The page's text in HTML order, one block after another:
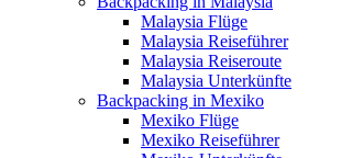
Malaysia Flüge
Malaysia Reiseführer
Malaysia Reiseroute
Malaysia Unterkünfte
Backpacking in Mexiko
Mexiko Flüge
Mexiko Reiseführer